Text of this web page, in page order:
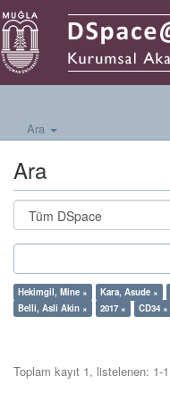
Ara
Ara
Hekimgil, Mine × Kara, Asude ×
Belli, Asli Akin ×
2017 × CD34 ×
Toplam kayıt 1, listelenen: 1-1